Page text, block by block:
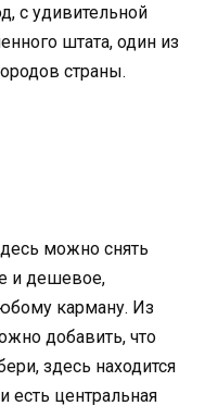
с удивительной
штата, один из
страны.
можно снять
и дешевое,
карману. Из
добавить, что
здесь находится
центральная